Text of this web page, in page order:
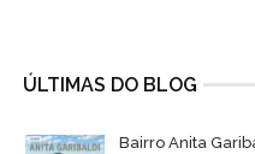
ÚLTIMAS DO BLOG
Bairro Anita